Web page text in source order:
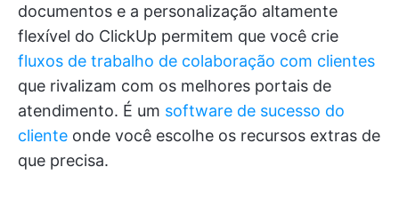
documentos e a personalização altamente
flexível do ClickUp permitem que você crie
fluxos de trabalho de colaboração com clientes
que rivalizam com os melhores portais de
atendimento. É um software de sucesso do
cliente onde você escolhe os recursos extras de
que precisa.